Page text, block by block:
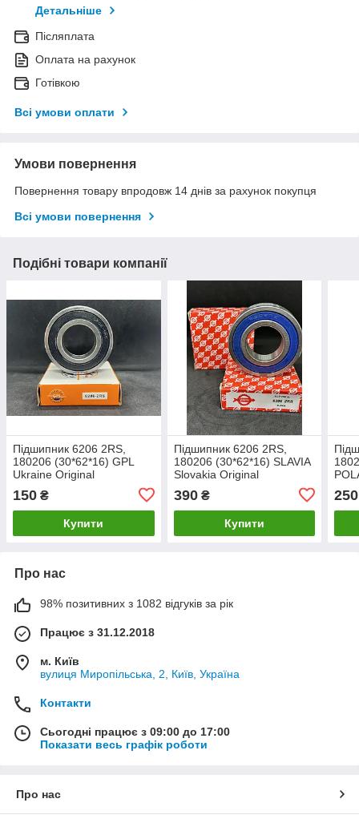
Детальніше
Післяплата
Оплата на рахунок
Готівкою
Всі умови оплати
Умови повернення
Повернення товару впродовж 14 днів за рахунок покупця
Всі умови повернення
Подібні товари компанії
Підшипник 6206 2RS,
180206 (30*62*16) GPL
Ukraine Original
150 ₴
Купити
Підшипник 6206 2RS,
180206 (30*62*16) SLAVIA
Slovakia Original
390₴
Купити
250
Про нас
98% позитивних з 1082 відгуків за рік
Працює з 31.12.2018
м. Київ
вулиця Миропільська, 2, Київ, Україна
Контакти
Сьогодні працює з 09:00 до 17:00
Показати весь графік роботи
Про нас